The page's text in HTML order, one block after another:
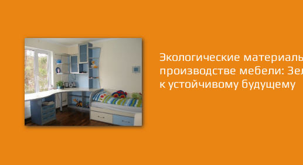
Экологические
производстве мебели:
к устойчивому будущему